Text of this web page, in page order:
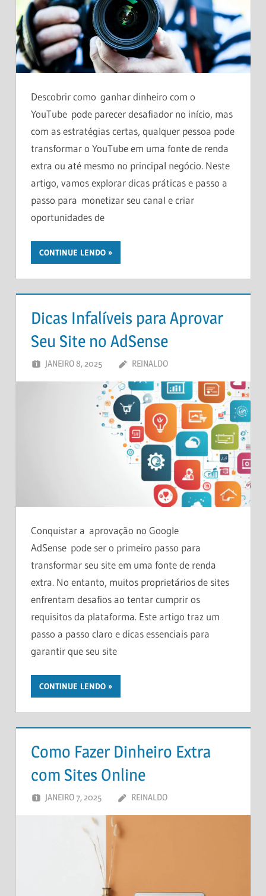
Descobrir como ganhar dinheiro com o
YouTube pode parecer desafiador no início, mas
com as estratégias certas, qualquer pessoa pode
transformar o YouTube em uma fonte de renda
extra ou até mesmo no principal negócio. Neste
artigo, vamos explorar dicas práticas e passo a
passo para monetizar seu canal e criar
oportunidades de
CONTINUE LENDO
Dicas Infalíveis para Aprovar
Seu Site no AdSense
JANEIRO 8, 2025 REINALDO
COMENTÁRIO
Conquistar a aprovação no Google
AdSense pode ser o primeiro passo para
transformar seu site em uma fonte de renda
extra. No entanto, muitos proprietários de sites
enfrentam desafios ao tentar cumprir os
requisitos da plataforma. Este artigo traz um
passo a passo claro e dicas essenciais para
garantir que seu site
CONTINUE LENDO
Como Fazer Dinheiro Extra
com Sites Online
JANEIRO 7, 2025 REINALDO
COMENTÁRIO